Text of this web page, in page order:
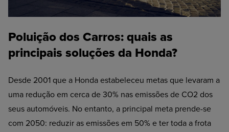
Poluição dos Carros: quais as
principais soluções da Honda?
Desde 2001 que a Honda estabeleceu metas que levaram a
uma redução em cerca de 30% nas emissões de CO2 dos
seus automóveis. No entanto, a principal meta prende-se
com 2050: reduzir as emissões em 50% e ter toda a frota